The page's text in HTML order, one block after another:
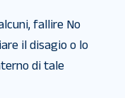
fallire No
il disagio o lo
di tale